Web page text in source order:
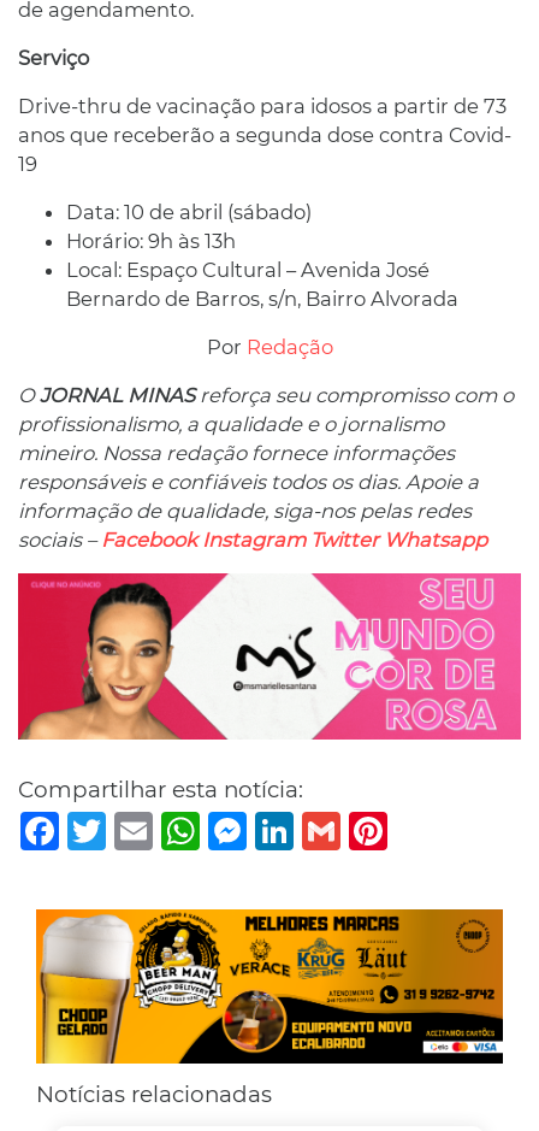
de agendamento.
Serviço
Drive-thru de vacinação para idosos a partir de 73
anos que receberão a segunda dose contra Covid-
19
Data: 10 de abril (sábado)
Horário: 9h às 13h
Local: Espaço Cultural – Avenida José
Bernardo de Barros, s/n, Bairro Alvorada
Por Redação
OJORNAL MINASreforça seu compromisso com o
profissionalismo, a qualidade e o jornalismo
mineiro. Nossa redação fornece informações
responsáveis ​​e confiáveis ​​todos os dias. Apoie a
informação de qualidade, siga-nos pelas redes
sociais – Facebook Instagram Twitter Whatsapp
Compartilhar esta notícia:
Facebook
TwitterEmail WhatsAppMessenger
LinkedIn
Gmail
Notícias relacionadas